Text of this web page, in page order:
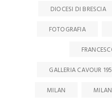
DIOCESI DI BRESCIA
FOTOGRAFIA
GALLERIA CAVOUR
MILAN